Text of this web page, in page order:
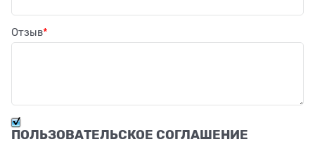
Отзыв
ПОЛЬЗОВАТЕЛЬСКОЕ СОГЛАШЕНИЕ